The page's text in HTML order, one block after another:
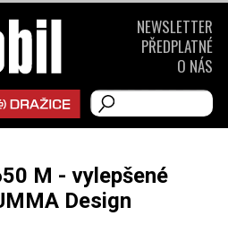
M - vylepšené
Design
NEWSLETTER
PŘEDPLATNÉ
O NÁS